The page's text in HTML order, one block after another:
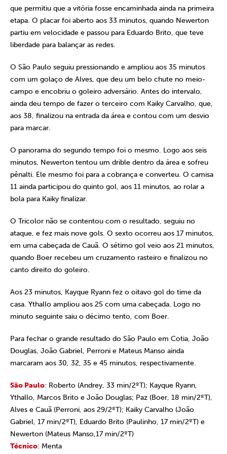
que permitiu que a vitória fosse encaminhada ainda na primeira
etapa. O placar foi aberto aos 33 minutos, quando Newerton
partiu em velocidade e passou para Eduardo Brito, que teve
liberdade para balançar as redes.
O São Paulo seguiu pressionando e ampliou aos 35 minutos
com um golaço de Alves, que deu um belo chute no meio-
campo e encobriu o goleiro adversário. Antes do intervalo,
ainda deu tempo de fazer o terceiro com Kaiky Carvalho, que,
aos 38, finalizou na entrada da área e contou com um desvio
para marcar.
O panorama do segundo tempo foi o mesmo. Logo aos seis
minutos, Newerton tentou um drible dentro da área e sofreu
pênalti. Ele mesmo foi para a cobrança e converteu. O camisa
11 ainda participou do quinto gol, aos 11 minutos, ao rolar a
bola para Kaiky finalizar.
O Tricolor não se contentou com o resultado, seguiu no
ataque, e fez mais nove gols. O sexto ocorreu aos 17 minutos,
em uma cabeçada de Cauã. O sétimo gol veio aos 21 minutos,
quando Boer recebeu um cruzamento rasteiro e finalizou no
canto direito do goleiro.
Aos 23 minutos, Kayque Ryann fez o oitavo gol do time da
casa. Ythallo ampliou aos 25 com uma cabeçada. Logo no
minuto seguinte saiu o décimo tento, com Boer.
Para fechar o grande resultado do São Paulo em Cotia, João
Douglas, João Gabriel, Perroni e Mateus Manso ainda
marcaram aos 30, 32, 35 e 45 minutos, respectivamente.
São Paulo: Roberto (Andrey, 33 min/2ºT); Kayque Ryann,
Ythallo, Marcos Brito e João Douglas; Paz (Boer, 18 min/2ºT),
Alves e Cauã (Perroni, aos 29/2ºT); Kaiky Carvalho (João
Gabriel, 17 min/2ºT), Eduardo Brito (Paulinho, 17 min/2ºT) e
Newerton (Mateus Manso,17 min/2ºT)
Técnico: Menta